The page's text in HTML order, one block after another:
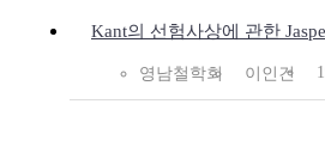
Kant의 선험사상에 관한
영남철학회 이인건